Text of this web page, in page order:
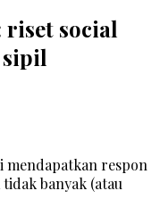
riset social
sipil
mendapatkan respon
banyak (atau